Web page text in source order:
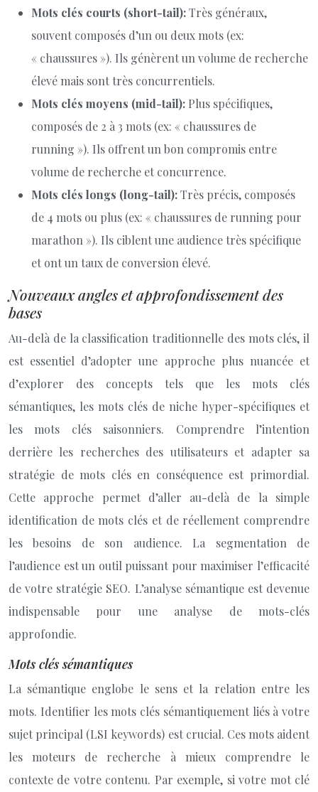
Mots clés courts (short-tail):Très généraux,
souvent composés d’un ou deux mots (ex:
« chaussures »). Ils génèrent un volume de recherche
élevé mais sont très concurrentiels.
Mots clés moyens (mid-tail): Plus spécifiques,
composés de 2 à 3 mots (ex: « chaussures de
running »). Ils offrent un bon compromis entre
volume de recherche et concurrence.
Mots clés longs (long-tail):Très précis, composés
de 4 mots ou plus (ex: « chaussures de running pour
marathon »). Ils ciblent une audience très spécifique
et ont un taux de conversion élevé.
Nouveaux angles et approfondissement des
bases
Au-delà de la classification traditionnelle des mots clés, il
est essentiel d’adopter une approche plus nuancée et
d’explorer des concepts tels que les mots clés
sémantiques, les mots clés de niche hyper-spécifiques et
les mots clés saisonniers. Comprendre l’intention
derrière les recherches des utilisateurs et adapter sa
stratégie de mots clés en conséquence est primordial.
Cette approche permet d’aller au-delà de la simple
identification de mots clés et de réellement comprendre
les besoins de son audience. La segmentation de
l’audience est un outil puissant pour maximiser l’efficacité
de votre stratégie SEO. L’analyse sémantique est devenue
indispensable pour une analyse de mots-clés
approfondie.
Mots clés sémantiques
La sémantique englobe le sens et la relation entre les
mots. Identifier les mots clés sémantiquement liés à votre
sujet principal (LSI keywords) est crucial. Ces mots aident
les moteurs de recherche à mieux comprendre le
contexte de votre contenu. Par exemple, si votre mot clé